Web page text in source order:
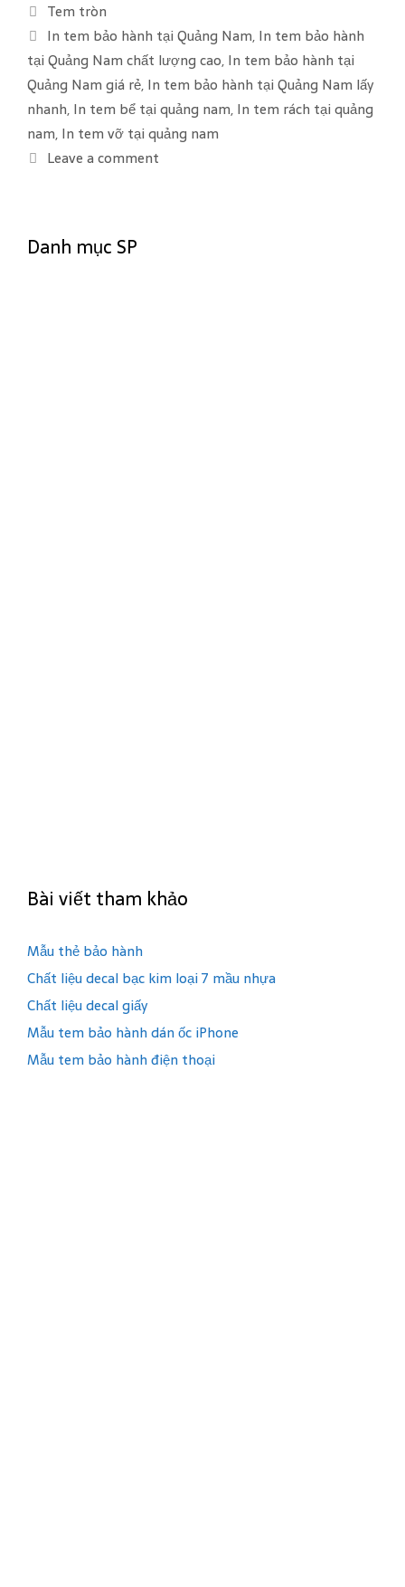
C
a
t
e
r
i
Tem tròn
T
a
g
s
In tem bảo hành tại Quảng Nam, In tem bảo hành
tại Quảng Nam chất lượng cao, In tem bảo hành tại
Quảng Nam giá rẻ, In tem bảo hành tại Quảng Nam lấy
nhanh, In tem bể tại quảng nam, In tem rách tại quảng
nam, In tem vỡ tại quảng nam
Leave a comment
Danh mục SP
Bài viết tham khảo
Mẫu thẻ bảo hành
Chất liệu decal bạc kim loại 7 mầu nhựa
Chất liệu decal giấy
Mẫu tem bảo hành dán ốc iPhone
Mẫu tem bảo hành điện thoại